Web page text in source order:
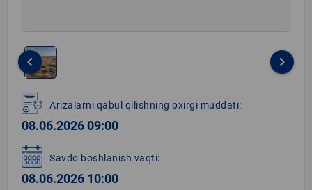
1
of
1
keyboard_arrow_left keyboard_arrow_right
Arizalarni qabul qilishning oxirgi muddati:
08.06.2026 09:00
Savdo boshlanish vaqti:
08.06.2026 10:00